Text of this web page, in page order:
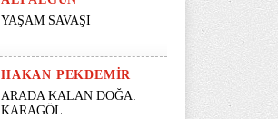
YAŞAM SAVAŞI
HAKAN PEKDEMIR
ARADA KALAN DOĞA:
KARAGÖL